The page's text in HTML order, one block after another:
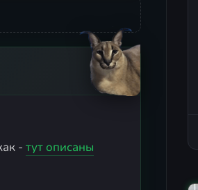
- тут описаны